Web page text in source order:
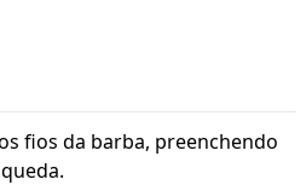
fios da barba, preenchendo